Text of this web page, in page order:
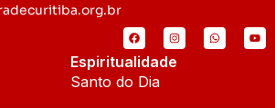
Espiritualidade
Santo do Dia